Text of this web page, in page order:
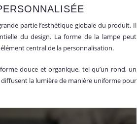
partie l’esthétique globale du produit. Il
du design. La forme de la lampe peut
central de la personnalisation.
douce et organique, tel qu’un rond, un
la lumière de manière uniforme pour